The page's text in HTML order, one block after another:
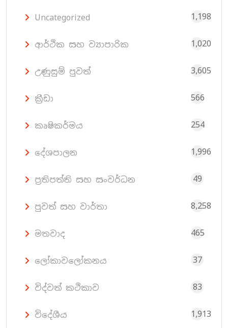
Uncategorized 1,198
ආර්ථික සහ ව්‍යාපාරික 1,020
උණුසුම් පුවත් 3,605
ක්‍රීඩා 566
කෘෂිකර්මය 254
දේශපාලන 1,996
ප්‍රතිපත්ති සහ සංවර්ධන 49
පුවත් සහ වාර්තා 8,258
මතවාද 465
ලෝකාවලෝකනය 37
විද්වත් කථිකාව 83
විදේශීය 1,913